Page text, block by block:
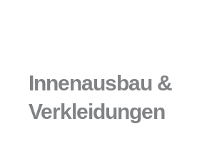
Innenausbau &
Verkleidungen